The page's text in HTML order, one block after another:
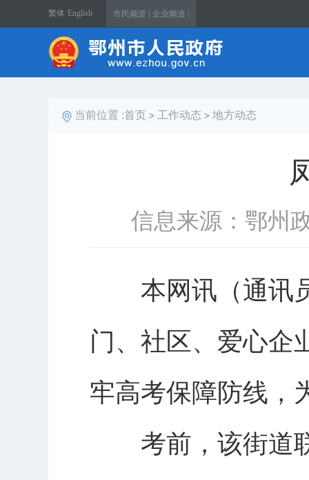
繁体 English 市民频道 | 企业频道 |
当前位置 :首页 > 工作动态 > 地方动态
信息来源：鄂州
本网讯（通讯员
门、社区、爱心企
牢高考保障防线，
考前，该街道联